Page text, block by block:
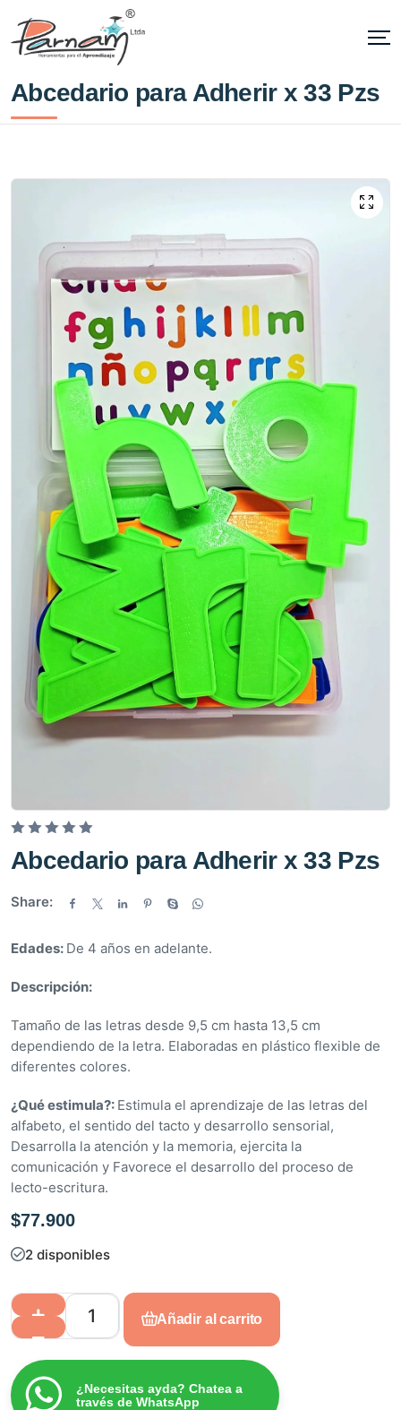
Abcedario para Adherir x 33 Pzs
V
a
o
a
o
n
0
d
e
5
Abcedario para Adherir x 33 Pzs
Share:
Edades: De 4 años en adelante.
Descripción:
Tamaño de las letras desde 9,5 cm hasta 13,5 cm
dependiendo de la letra. Elaboradas en plástico flexible de
diferentes colores.
¿Qué estimula?: Estimula el aprendizaje de las letras del
alfabeto, el sentido del tacto y desarrollo sensorial,
Desarrolla la atención y la memoria, ejercita la
comunicación y Favorece el desarrollo del proceso de
lecto-escritura.
$77.900
2 disponibles
Añadir al carrito
¿Necesitas ayda? Chatea a
través de WhatsApp